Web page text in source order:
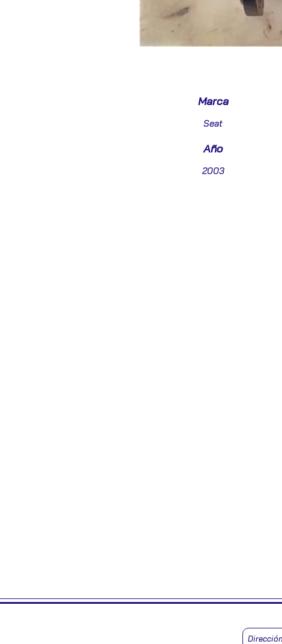
Marca
Seat
Año
2003